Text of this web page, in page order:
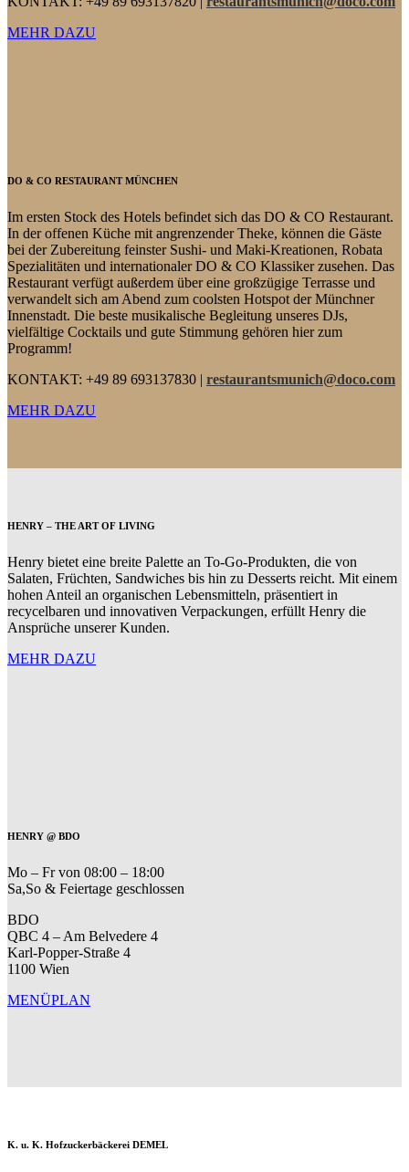
MEHR DAZU
DO & CO RESTAURANT MÜNCHEN
Im ersten Stock des Hotels befindet sich das DO & CO Restaurant.
In der offenen Küche mit angrenzender Theke, können die Gäste
bei der Zubereitung feinster Sushi- und Maki-Kreationen, Robata
Spezialitäten und internationaler DO & CO Klassiker zusehen. Das
Restaurant verfügt außerdem über eine großzügige Terrasse und
verwandelt sich am Abend zum coolsten Hotspot der Münchner
Innenstadt. Die beste musikalische Begleitung unseres DJs,
vielfältige Cocktails und gute Stimmung gehören hier zum
Programm!
KONTAKT: +49 89 693137830 | restaurantsmunich@doco.com
MEHR DAZU
HENRY – THE ART OF LIVING
Henry bietet eine breite Palette an To-Go-Produkten, die von
Salaten, Früchten, Sandwiches bis hin zu Desserts reicht. Mit einem
hohen Anteil an organischen Lebensmitteln, präsentiert in
recycelbaren und innovativen Verpackungen, erfüllt Henry die
Ansprüche unserer Kunden.
MEHR DAZU
HENRY @ BDO
Mo – Fr von 08:00 – 18:00
Sa,So & Feiertage geschlossen
BDO
QBC 4 – Am Belvedere 4
Karl-Popper-Straße 4
1100 Wien
MENÜPLAN
K. u. K. Hofzuckerbäckerei DEMEL